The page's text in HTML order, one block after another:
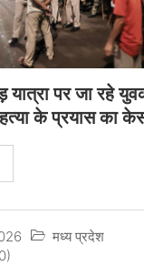
यात्रा पर जा रहे
के प्रयास का
मध्य प्रदेश